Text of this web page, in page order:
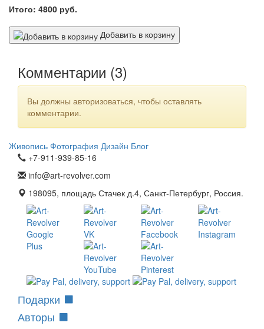
Итого: 4800 руб.
Добавить в корзину
Комментарии (3)
Вы должны авторизоваться, чтобы оставлять
комментарии.
Живопись Фотография Дизайн Блог
+7-911-939-85-16
info@art-revolver.com
198095, площадь Стачек д.4, Санкт-Петербург, Россия.
Подарки
Авторы